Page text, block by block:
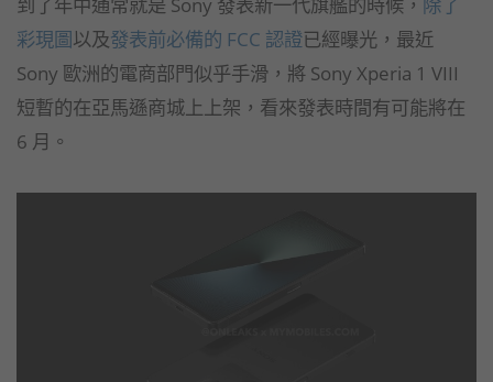
彩現圖以及發表前必備的 FCC 認證已經曝光，最近
Sony 歐洲的電商部門似乎手滑，將 Sony Xperia 1 VIII
短暫的在亞馬遜商城上上架，看來發表時間有可能將在
6 月。